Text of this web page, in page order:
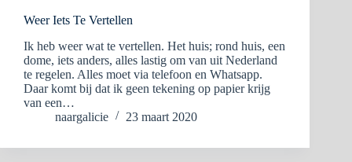
Weer Iets Te Vertellen
Ik heb weer wat te vertellen. Het huis; rond huis, een
dome, iets anders, alles lastig om van uit Nederland
te regelen. Alles moet via telefoon en Whatsapp.
Daar komt bij dat ik geen tekening op papier krijg
van een…
naargalicie
23 maart 2020